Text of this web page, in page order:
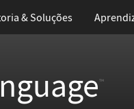
& Soluções
™